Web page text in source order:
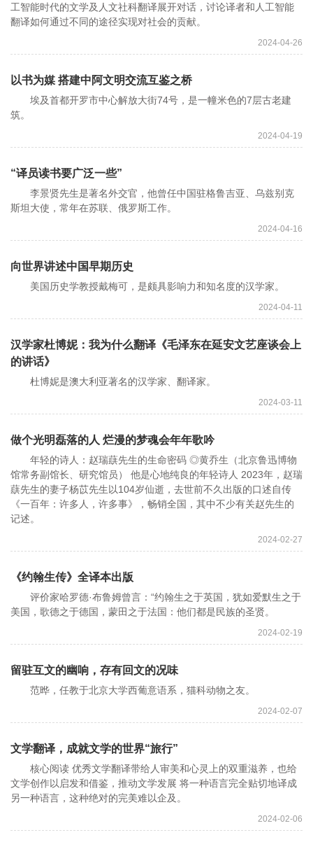
工智能时代的文学及人文社科翻译展开对话，讨论译者和人工智能
翻译如何通过不同的途径实现对社会的贡献。
2024-04-26
以书为媒 搭建中阿文明交流互鉴之桥
埃及首都开罗市中心解放大街74号，是一幢米色的7层古老建
筑。
2024-04-19
“译员读书要广泛一些”
李景贤先生是著名外交官，他曾任中国驻格鲁吉亚、乌兹别克
斯坦大使，常年在苏联、俄罗斯工作。
2024-04-16
向世界讲述中国早期历史
美国历史学教授戴梅可，是颇具影响力和知名度的汉学家。
2024-04-11
汉学家杜博妮：我为什么翻译《毛泽东在延安文艺座谈会上
的讲话》
杜博妮是澳大利亚著名的汉学家、翻译家。
2024-03-11
做个光明磊落的人 烂漫的梦魂会年年歌吟
年轻的诗人：赵瑞蕻先生的生命密码 ◎黄乔生（北京鲁迅博物
馆常务副馆长、研究馆员） 他是心地纯良的年轻诗人 2023年，赵瑞
蕻先生的妻子杨苡先生以104岁仙逝，去世前不久出版的口述自传
《一百年：许多人，许多事》，畅销全国，其中不少有关赵先生的
记述。
2024-02-27
《约翰生传》全译本出版
评价家哈罗德·布鲁姆曾言：“约翰生之于英国，犹如爱默生之于
美国，歌德之于德国，蒙田之于法国：他们都是民族的圣贤。
2024-02-19
留驻互文的幽响，存有回文的况味
范晔，任教于北京大学西葡意语系，猫科动物之友。
2024-02-07
文学翻译，成就文学的世界“旅行”
核心阅读 优秀文学翻译带给人审美和心灵上的双重滋养，也给
文学创作以启发和借鉴，推动文学发展 将一种语言完全贴切地译成
另一种语言，这种绝对的完美难以企及。
2024-02-06